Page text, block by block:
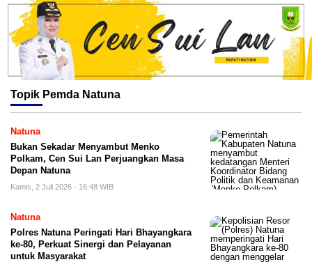
Topik Pemda Natuna
Natuna
Bukan Sekadar Menyambut Menko
Polkam, Cen Sui Lan Perjuangkan Masa
Depan Natuna
Kamis, 2 Juli 2026 - 16:48 WIB
Natuna
Polres Natuna Peringati Hari Bhayangkara
ke-80, Perkuat Sinergi dan Pelayanan
untuk Masyarakat